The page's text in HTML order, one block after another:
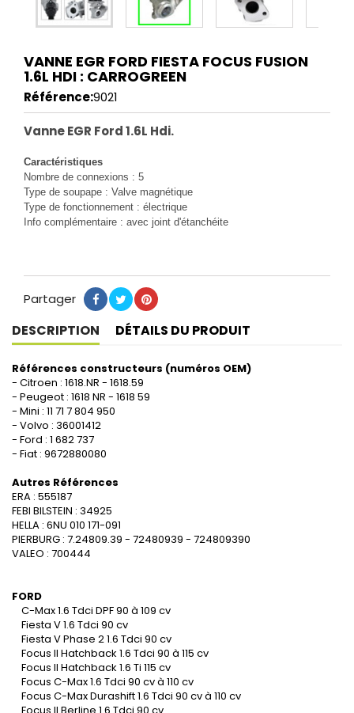
VANNE EGR FORD FIESTA FOCUS FUSION
1.6L HDI : CARROGREEN
Référence:9021
Vanne EGR Ford 1.6L Hdi.
Caractéristiques
Nombre de connexions : 5
Type de soupape : Valve magnétique
Type de fonctionnement : électrique
Info complémentaire : avec joint d'étanchéite
Partager
Partager
TweetPinterest
DESCRIPTION DÉTAILS DU PRODUIT
Références constructeurs (numéros OEM)
- Citroen : 1618.NR - 1618.59
- Peugeot : 1618 NR - 1618 59
- Mini : 11 71 7 804 950
- Volvo : 36001412
- Ford : 1 682 737
- Fiat : 9672880080
Autres Références
ERA : 555187
FEBI BILSTEIN : 34925
HELLA : 6NU 010 171-091
PIERBURG : 7.24809.39 - 72480939 - 724809390
VALEO : 700444
FORD
C-Max 1.6 Tdci DPF 90 à 109 cv
Fiesta V 1.6 Tdci 90 cv
Fiesta V Phase 2 1.6 Tdci 90 cv
Focus II Hatchback 1.6 Tdci 90 à 115 cv
Focus II Hatchback 1.6 Ti 115 cv
Focus C-Max 1.6 Tdci 90 cv à 110 cv
Focus C-Max Durashift 1.6 Tdci 90 cv à 110 cv